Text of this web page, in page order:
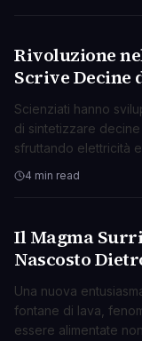
SCIENZA
Rivoluzione
Scrive Decine
Scienziati hanno
di sintetizzare
sfruttando elettricità
promette di
4 min read
SCIENZA
Il Magma
Nascosto
Lava?
Una nuova
fontane di lava,
essere alimentate